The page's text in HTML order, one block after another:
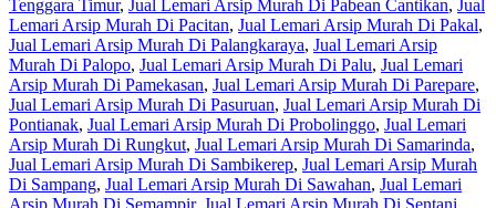
Tenggara Timur, Jual Lemari Arsip Murah Di Pabean Cantikan, Jual
Lemari Arsip Murah Di Pacitan, Jual Lemari Arsip Murah Di Pakal,
Jual Lemari Arsip Murah Di Palangkaraya, Jual Lemari Arsip
Murah Di Palopo, Jual Lemari Arsip Murah Di Palu, Jual Lemari
Arsip Murah Di Pamekasan, Jual Lemari Arsip Murah Di Parepare,
Jual Lemari Arsip Murah Di Pasuruan, Jual Lemari Arsip Murah Di
Pontianak, Jual Lemari Arsip Murah Di Probolinggo, Jual Lemari
Arsip Murah Di Rungkut, Jual Lemari Arsip Murah Di Samarinda,
Jual Lemari Arsip Murah Di Sambikerep, Jual Lemari Arsip Murah
Di Sampang, Jual Lemari Arsip Murah Di Sawahan, Jual Lemari